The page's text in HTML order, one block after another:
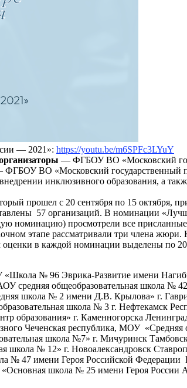
— 2021»: https://youtu.be/m6SPFc3LYuY
— ФГБОУ ВО «Московский
ВО «Московский государственный
инклюзивного образования, а
прошел с 20 сентября по 15 октября,
57 организаций. В номинации
номинацию) просмотрели все
этапе рассматривали три члена
в каждой номинации выделены по
№ 96 Эврика-Развитие имени
общеобразовательная школа №
школа № 2 имени Д.В. Крылова» г.
школа № 3 г. Нефтекамск
образования» г. Каменногорска
Чеченская республика, МОУ
школа №7» г. Мичуринск
школа № 12» г. Новоалександровск
№ 47 имени Героя Российской
школа № 25 имени Героя